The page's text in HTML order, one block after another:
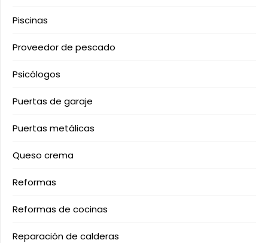
Piscinas
Proveedor de pescado
Psicólogos
Puertas de garaje
Puertas metálicas
Queso crema
Reformas
Reformas de cocinas
Reparación de calderas